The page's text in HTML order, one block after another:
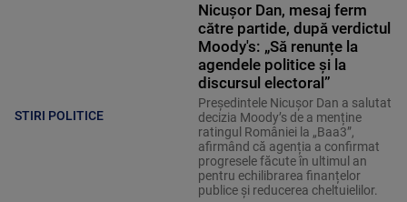
STIRI POLITICE
Nicușor Dan, mesaj ferm
către partide, după verdictul
Moody's: „Să renunțe la
agendele politice şi la
discursul electoral”
Președintele Nicușor Dan a salutat
decizia Moody’s de a menține
ratingul României la „Baa3”,
afirmând că agenția a confirmat
progresele făcute în ultimul an
pentru echilibrarea finanțelor
publice și reducerea cheltuielilor.